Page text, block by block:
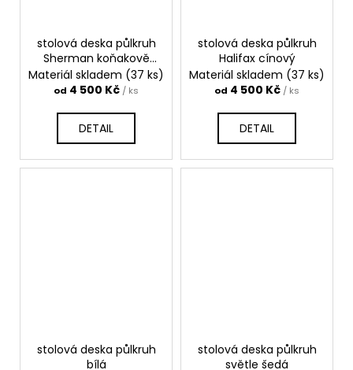
stolová deska půlkruh
Sherman koňakově
hnědý
Materiál skladem (37 ks)
od 4 500 Kč / ks
DETAIL
stolová deska půlkruh
Halifax cínový
Materiál skladem (37 ks)
od 4 500 Kč / ks
DETAIL
stolová deska půlkruh
bílá
stolová deska půlkruh
světle šedá